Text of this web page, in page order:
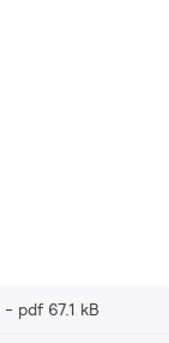
pdf 67.1 kB